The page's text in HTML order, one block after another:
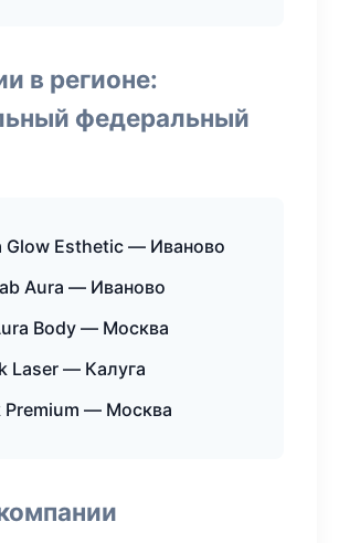
в регионе:
федеральный
Glow Esthetic — Иваново
Aura — Иваново
Body — Москва
Laser — Калуга
— Москва